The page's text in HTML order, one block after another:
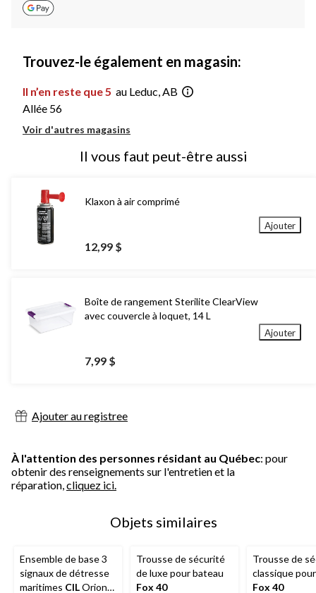
Trouvez-le également en magasin:
Il n’en reste que 5 au Leduc, AB
Allée 56
Voir d'autres magasins
Il vous faut peut-être aussi
Klaxon à air comprimé
12,99 $
Ajouter
Boîte de rangement Sterilite ClearView
avec couvercle à loquet, 14 L
7,99 $
Ajouter
Ajouter au registree
À l'attention des personnes résidant au Québec: pour
obtenir des renseignements sur l'entretien et la
réparation,cliquez ici.
Objets similaires
Ensemble de base 3
signaux de détresse
maritimes CILOrion
Trousse de sécurité
de luxe pour bateau
Fox 40
Trousse de
classique
Fox 40